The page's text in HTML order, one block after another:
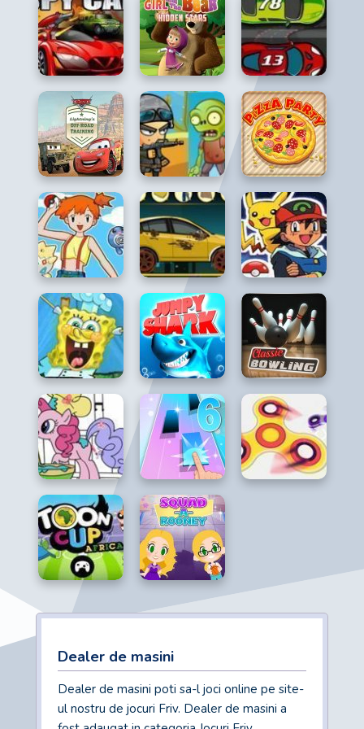
Dealer de masini
Dealer de masini poti sa-l joci online pe site-
ul nostru de jocuri Friv. Dealer de masini a